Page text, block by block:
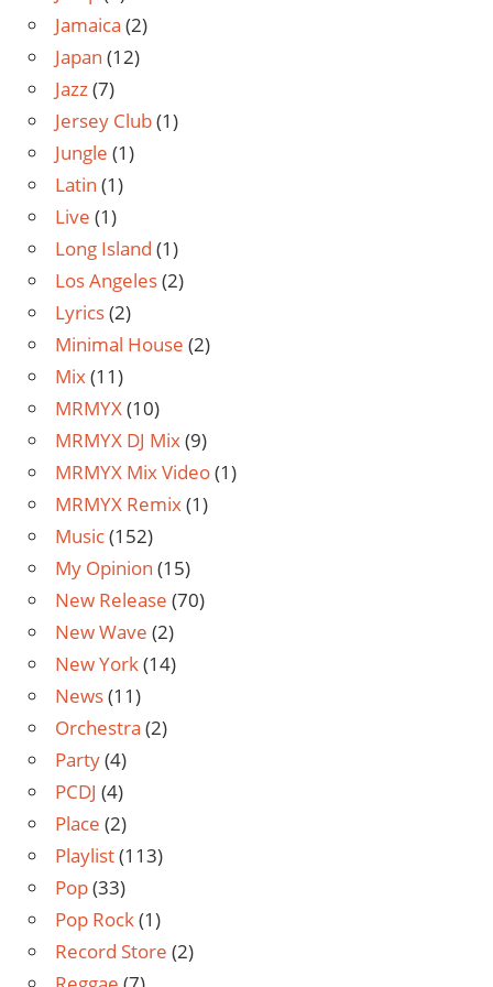
Jamaica (2)
Japan (12)
Jazz(7)
Jersey Club(1)
Jungle (1)
Latin (1)
Live (1)
Long Island (1)
Los Angeles(2)
Lyrics(2)
Minimal House (2)
Mix(11)
MRMYX(10)
MRMYX DJ Mix(9)
MRMYX Mix Video(1)
MRMYX Remix(1)
Music(152)
My Opinion (15)
New Release (70)
New Wave (2)
New York(14)
News(11)
Orchestra (2)
Party(4)
PCDJ (4)
Place (2)
Playlist(113)
Pop(33)
Pop Rock(1)
Record Store (2)